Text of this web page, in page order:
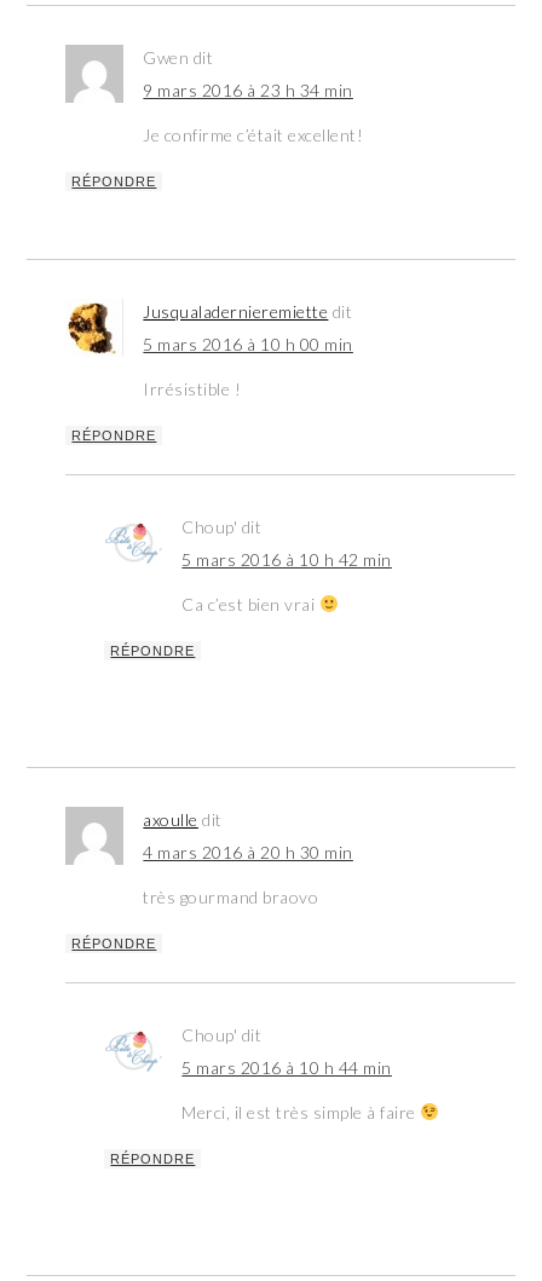
Gwen dit
9 mars 2016 à 23 h 34 min
Je confirme c’était excellent!
RÉPONDRE
Jusqualadernieremiette dit
5 mars 2016 à 10 h 00 min
Irrésistible !
RÉPONDRE
Choup' dit
5 mars 2016 à 10 h 42 min
Ca c’est bien vrai
RÉPONDRE
axoulle dit
4 mars 2016 à 20 h 30 min
très gourmand braovo
RÉPONDRE
Choup' dit
5 mars 2016 à 10 h 44 min
Merci, il est très simple à faire
RÉPONDRE